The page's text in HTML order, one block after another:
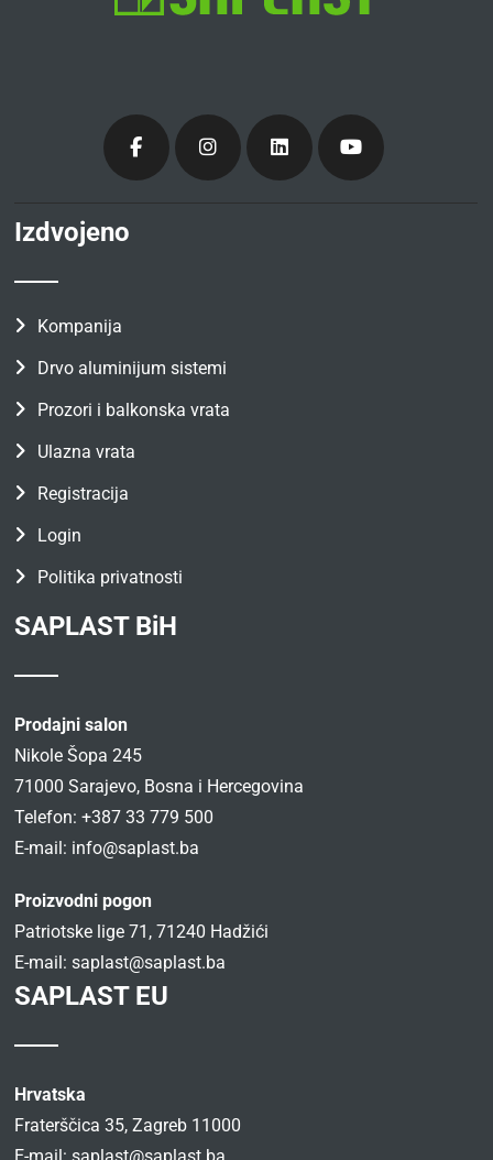
Izdvojeno
Kompanija
Drvo aluminijum sistemi
Prozori i balkonska vrata
Ulazna vrata
Registracija
Login
Politika privatnosti
SAPLAST BiH
Prodajni salon
Nikole Šopa 245
71000 Sarajevo, Bosna i Hercegovina
Telefon: +387 33 779 500
E-mail: info@saplast.ba
Proizvodni pogon
Patriotske lige 71, 71240 Hadžići
E-mail:saplast@saplast.ba
SAPLAST EU
Hrvatska
Fraterščica 35, Zagreb 11000
E-mail:saplast@saplast.ba